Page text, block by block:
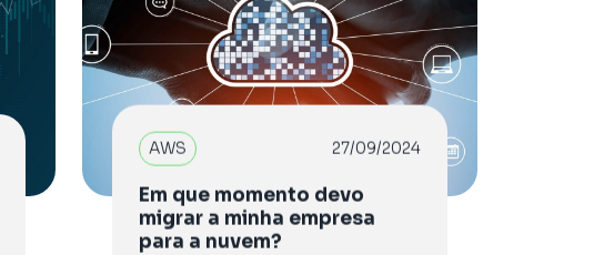
AWS 27/09/2024
Em que momento devo
migrar a minha empresa
para a nuvem?